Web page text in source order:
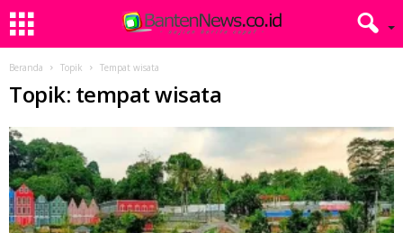
Beranda Topik Tempat wisata
Topik: tempat wisata